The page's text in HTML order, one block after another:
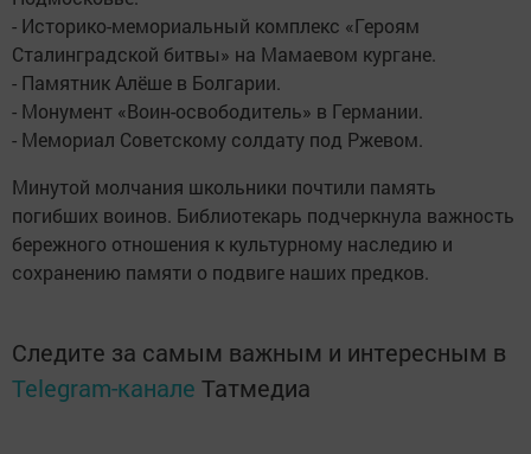
- Историко-мемориальный комплекс «Героям
Сталинградской битвы» на Мамаевом кургане.
- Памятник Алёше в Болгарии.
- Монумент «Воин-освободитель» в Германии.
- Мемориал Советскому солдату под Ржевом.
Минутой молчания школьники почтили память
погибших воинов. Библиотекарь подчеркнула важность
бережного отношения к культурному наследию и
сохранению памяти о подвиге наших предков.
Следите за самым важным и интересным в
Telegram-канале Татмедиа